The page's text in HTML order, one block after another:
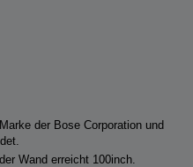
der Bose Corporation und
Wand erreicht 100inch.